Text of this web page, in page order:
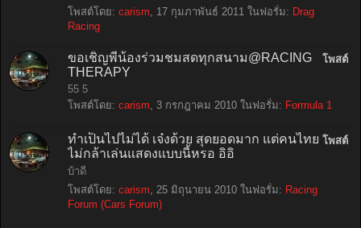
โพสต์โดย: carism, 17 กุมภาพันธ์ 2011 ในฟอรั่ม: Drag
Racing
โพสต์
ขอเชิญพี่น้องร่วมชมสดทุกสนาม@RACING
THERAPY
55 5
โพสต์โดย: carism, 3 กรกฎาคม 2010 ในฟอรั่ม: Formula 1
โพสต์
ทำเป็นไปไม่ได้ เจ๋งด้วย สุดยอดมาก แต่คนไทย
ไม่กล้าเล่นแสดงแบบนี้หรอ อิอิ
บ้าดี
โพสต์โดย: carism, 25 มิถุนายน 2010 ในฟอรั่ม: Racing
Forum (Cars Forum)